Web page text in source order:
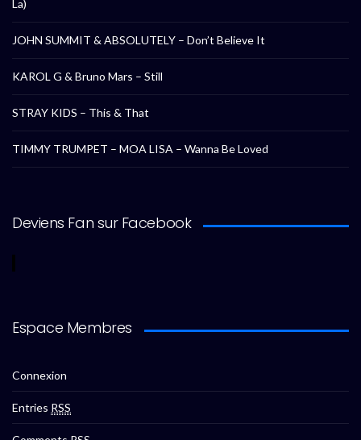
La)
JOHN SUMMIT & ABSOLUTELY – Don’t Believe It
KAROL G & Bruno Mars – Still
STRAY KIDS – This & That
TIMMY TRUMPET – MOA LISA – Wanna Be Loved
Deviens Fan sur Facebook
Espace Membres
Connexion
Entries RSS